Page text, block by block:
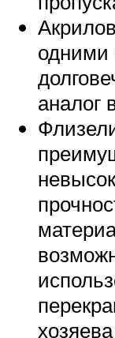
одними
аналог